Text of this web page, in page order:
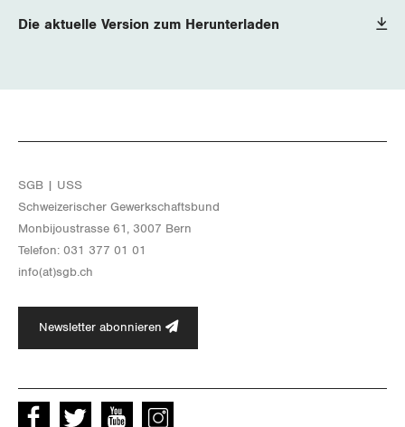
Zug
Die aktuelle Version zum Herunterladen
SGB | USS
Schwei­ze­ri­scher Ge­werk­schafts­bund
Mon­bi­joustras­se 61, 3007 Bern
Te­le­fon: 031 377 01 01
info(at)​sgb.​ch
Newsletter abonnieren
Facebook Twitter Youtube instagram